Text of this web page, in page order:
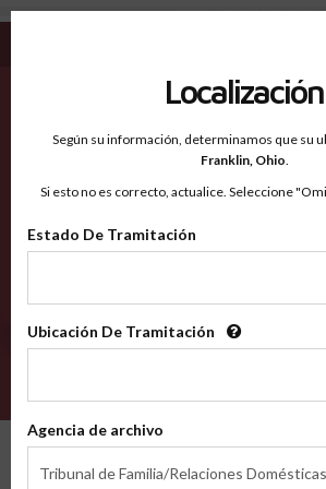
Yolo CA - Condados Reconocidos
Condados
2600
Localización
Según su información, determinamos que su
Franklin, Ohio.
Si esto no es correcto, actualice. Seleccione
Estado De Tramitación
Tramitación
Ubicación De Tramitación
Tramitación
Agencia de archivo
Tribunal de Familia/Relaciones Domésticas
de